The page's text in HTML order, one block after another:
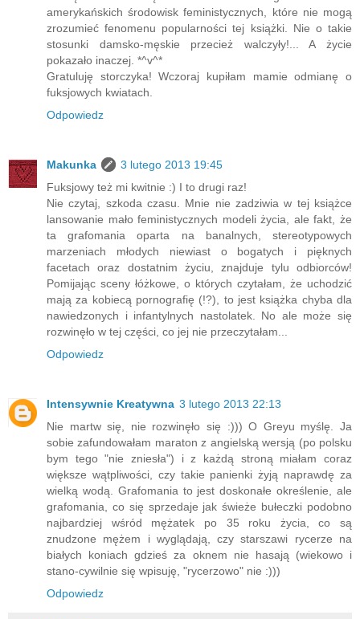
amerykańskich środowisk feministycznych, które nie mogą
zrozumieć fenomenu popularności tej książki. Nie o takie
stosunki damsko-męskie przecież walczyły!... A życie
pokazało inaczej. *^v^*
Gratuluję storczyka! Wczoraj kupiłam mamie odmianę o
fuksjowych kwiatach.
Odpowiedz
Makunka
3 lutego 2013 19:45
Fuksjowy też mi kwitnie :) I to drugi raz!
Nie czytaj, szkoda czasu. Mnie nie zadziwia w tej książce
lansowanie mało feministycznych modeli życia, ale fakt, że
ta grafomania oparta na banalnych, stereotypowych
marzeniach młodych niewiast o bogatych i pięknych
facetach oraz dostatnim życiu, znajduje tylu odbiorców!
Pomijając sceny łóżkowe, o których czytałam, że uchodzić
mają za kobiecą pornografię (!?), to jest książka chyba dla
nawiedzonych i infantylnych nastolatek. No ale może się
rozwinęło w tej części, co jej nie przeczytałam...
Odpowiedz
Intensywnie Kreatywna 3 lutego 2013 22:13
Nie martw się, nie rozwinęło się :))) O Greyu myślę. Ja
sobie zafundowałam maraton z angielską wersją (po polsku
bym tego "nie zniesła") i z każdą stroną miałam coraz
większe wątpliwości, czy takie panienki żyją naprawdę za
wielką wodą. Grafomania to jest doskonałe określenie, ale
grafomania, co się sprzedaje jak świeże bułeczki podobno
najbardziej wśród mężatek po 35 roku życia, co są
znudzone mężem i wyglądają, czy starszawi rycerze na
białych koniach gdzieś za oknem nie hasają (wiekowo i
stano-cywilnie się wpisuję, "rycerzowo" nie :)))
Odpowiedz